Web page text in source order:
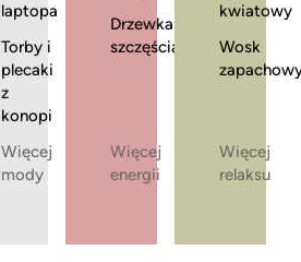
laptopa
Torby i
plecaki
z
konopi
Więcej
mody
Drzewka
szczęścia
Więcej
energii
kwiatowy
Wosk
Więcej
relaksu